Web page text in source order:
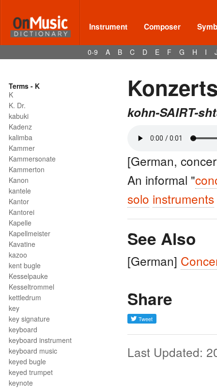
Instrument Composer
0-9 A B C D E F G H I
Terms - K
K
K. Dr.
kabuki
Kadenz
kalimba
Kammer
Kammersonate
Kammerton
Kanon
kantele
Kantor
Kantorei
Kapelle
Kapellmeister
Kavatine
kazoo
kent bugle
Kesselpauke
Kesseltrommel
kettledrum
key
key signature
keyboard
keyboard instrument
keyboard music
keyed bugle
keyed trumpet
keynote
kohn-SAIRT-
[German,
An informal "
solo instruments
See Also
[German]
Share
Last Updated: